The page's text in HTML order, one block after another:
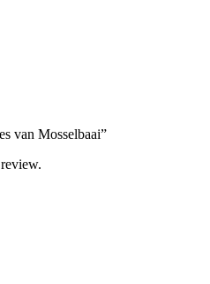
van Mosselbaai”